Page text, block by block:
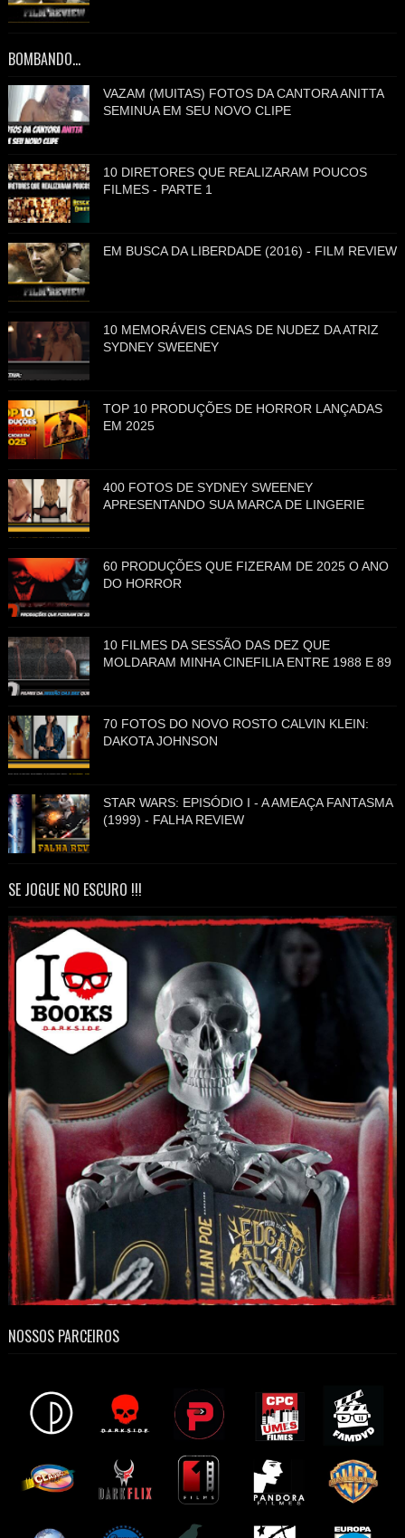
BOMBANDO...
VAZAM (MUITAS) FOTOS DA CANTORA ANITTA
SEMINUA EM SEU NOVO CLIPE
10 DIRETORES QUE REALIZARAM POUCOS
FILMES - PARTE 1
EM BUSCA DA LIBERDADE (2016) - FILM REVIEW
10 MEMORÁVEIS CENAS DE NUDEZ DA ATRIZ
SYDNEY SWEENEY
TOP 10 PRODUÇÕES DE HORROR LANÇADAS
EM 2025
400 FOTOS DE SYDNEY SWEENEY
APRESENTANDO SUA MARCA DE LINGERIE
60 PRODUÇÕES QUE FIZERAM DE 2025 O ANO
DO HORROR
10 FILMES DA SESSÃO DAS DEZ QUE
MOLDARAM MINHA CINEFILIA ENTRE 1988 E 89
70 FOTOS DO NOVO ROSTO CALVIN KLEIN:
DAKOTA JOHNSON
STAR WARS: EPISÓDIO I - A AMEAÇA FANTASMA
(1999) - FALHA REVIEW
SE JOGUE NO ESCURO !!!
NOSSOS PARCEIROS